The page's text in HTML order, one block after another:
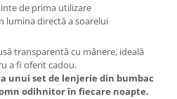
de prima utilizare
lumina directă a soarelui
transparentă cu mânere, ideală
a fi oferit cadou.
unui set de lenjerie din bumbac
odihnitor în fiecare noapte.